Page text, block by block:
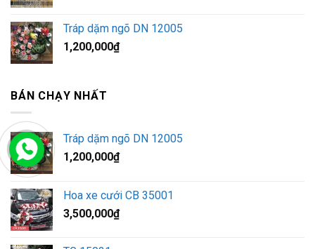
Tráp dặm ngõ DN 12005
1,200,000₫
BÁN CHẠY NHẤT
Tráp dặm ngõ DN 12005
1,200,000₫
Hoa xe cưới CB 35001
3,500,000₫